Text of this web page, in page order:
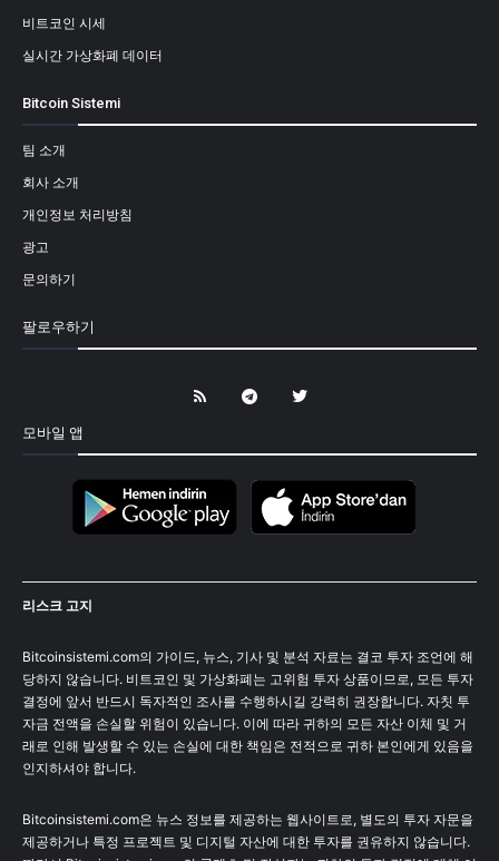
비트코인 시세
실시간 가상화폐 데이터
Bitcoin Sistemi
팀 소개
회사 소개
개인정보 처리방침
광고
문의하기
팔로우하기
모바일 앱
리스크 고지
Bitcoinsistemi.com의 가이드, 뉴스, 기사 및 분석 자료는 결코 투자 조언에 해
당하지 않습니다. 비트코인 및 가상화폐는 고위험 투자 상품이므로, 모든 투자
결정에 앞서 반드시 독자적인 조사를 수행하시길 강력히 권장합니다. 자칫 투
자금 전액을 손실할 위험이 있습니다. 이에 따라 귀하의 모든 자산 이체 및 거
래로 인해 발생할 수 있는 손실에 대한 책임은 전적으로 귀하 본인에게 있음을
인지하셔야 합니다.
Bitcoinsistemi.com은 뉴스 정보를 제공하는 웹사이트로, 별도의 투자 자문을
제공하거나 특정 프로젝트 및 디지털 자산에 대한 투자를 권유하지 않습니다.